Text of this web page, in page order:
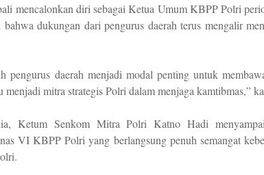
mencalonkan diri sebagai Ketua Umum KBPP Polri
bahwa dukungan dari pengurus daerah terus mengalir
pengurus daerah menjadi modal penting untuk
menjadi mitra strategis Polri dalam menjaga kamtibmas,”
Ketum Senkom Mitra Polri Katno Hadi
VI KBPP Polri yang berlangsung penuh semangat